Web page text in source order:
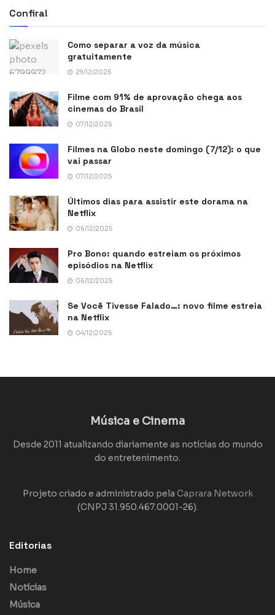
Confira!
Como separar a voz da música
gratuitamente
29/12/2025
Filme com 91% de aprovação chega aos
cinemas do Brasil
07/12/2025
Filmes na Globo neste domingo (7/12): o que
vai passar
07/12/2025
Últimos dias para assistir este dorama na
Netflix
06/12/2025
Pro Bono: quando estreiam os próximos
episódios na Netflix
06/12/2025
Se Você Tivesse Falado…: novo filme estreia
na Netflix
04/12/2025
Música e Cinema
Desde 2011 atualizando diariamente as notícias do mundo
do entretenimento.
Projeto criado e administrado pela Caprara Network
(CNPJ 31.950.467.0001-26).
Editorias
Home
Notícias
Música